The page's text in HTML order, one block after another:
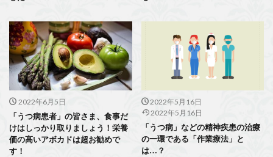
2022年6月5日
「うつ病患者」の皆さま、食事だ
けはしっかり取りましょう！栄養
価の高いアボカドは超お勧めで
す！
2022年5月16日
2022年5月16日
「うつ病」などの精神疾患の治療
の一環である「作業療法」と
は…？